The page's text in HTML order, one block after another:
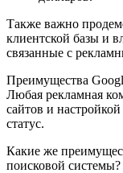
Также важно
клиентской базы и
связанные с
Преимущества
Любая рекламная
сайтов и
статус.
Какие же
поисковой системы?